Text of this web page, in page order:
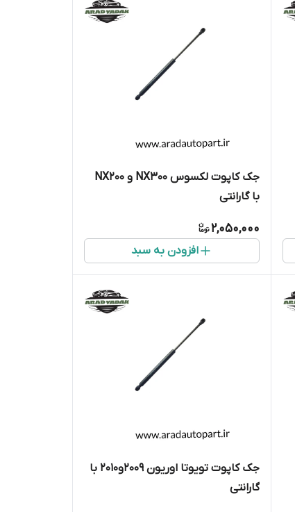
جک کاپوت لکسوس NX300 و NX200
با گارانتی
2,050,000
افزودن به سبد
جک کاپوت تویوتا اوریون 2009و2010 با
گارانتی